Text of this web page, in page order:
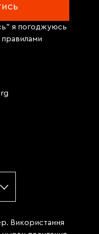
я погоджуюсь
правилами
Використання